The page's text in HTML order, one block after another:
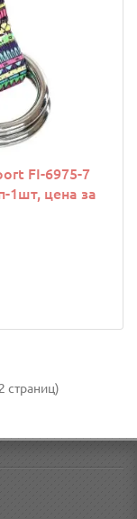
FI-6975-7
1шт, цена за
страниц)